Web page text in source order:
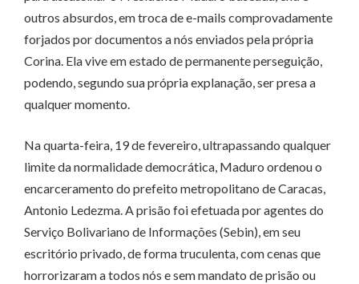
outros absurdos, em troca de e-mails comprovadamente
forjados por documentos a nós enviados pela própria
Corina. Ela vive em estado de permanente perseguição,
podendo, segundo sua própria explanação, ser presa a
qualquer momento.
Na quarta-feira, 19 de fevereiro, ultrapassando qualquer
limite da normalidade democrática, Maduro ordenou o
encarceramento do prefeito metropolitano de Caracas,
Antonio Ledezma. A prisão foi efetuada por agentes do
Serviço Bolivariano de Informações (Sebin), em seu
escritório privado, de forma truculenta, com cenas que
horrorizaram a todos nós e sem mandato de prisão ou